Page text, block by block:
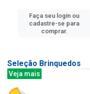
Faça seu login ou
cadastre-se para
comprar.
Seleção Brinquedos
Veja mais